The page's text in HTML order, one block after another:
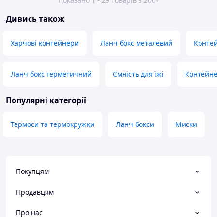
Дивись також
Харчові контейнери Ланч бокс металевий
Ланч бокс герметичний Ємність для їжі
Популярні категорії
Термоси та термокружки Ланч бокси Миски
Покупцям
Продавцям
Про нас